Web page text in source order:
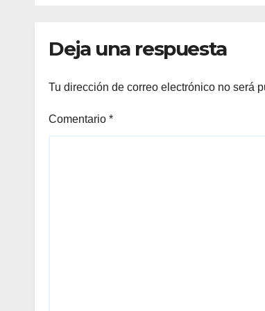
Deja una respuesta
Tu dirección de correo electrónico no será
Comentario *